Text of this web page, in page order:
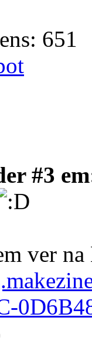
651
#3
ver